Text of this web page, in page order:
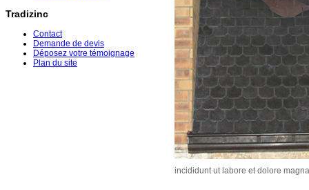
Tradizinc
Contact
Demande de devis
Déposez votre témoignage
Plan du site
incididunt ut labore et dolore